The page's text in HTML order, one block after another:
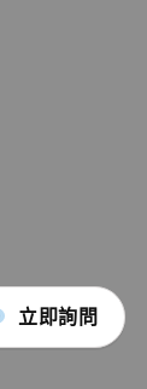
立即詢問